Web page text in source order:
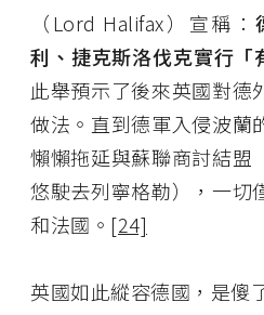
（Lord Halifax）宣稱：
利、捷克斯洛伐克實行「
此舉預示了後來英國對德
做法。直到德軍入侵波蘭
懶懶拖延與蘇聯商討結盟
悠駛去列寧格勒），一切
和法國。 [24]
英國如此縱容德國，是傻